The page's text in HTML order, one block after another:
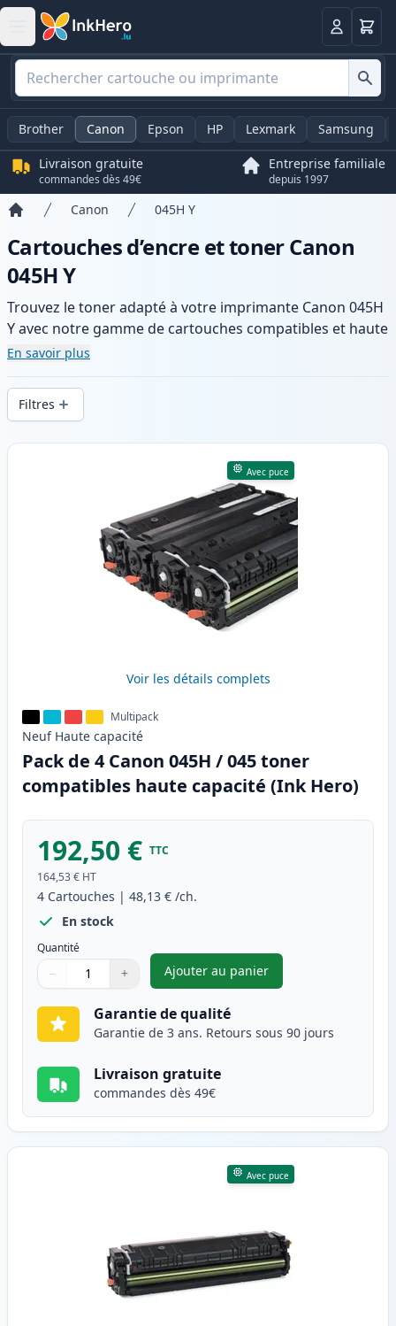
Panier
Brother Canon Epson HP Lexmark Samsung
Livraison gratuite
commandes dès 49€
Entreprise familiale
depuis 1997
Canon 045H Y
Cartouches d’encre et toner Canon
045H Y
Trouvez le toner adapté à votre imprimante Canon 045H
Y avec notre gamme de cartouches compatibles et haute
capacité. Profitez d’une qualité d’impression constante
En savoir plus
Filtres
Produits
Avec puce
Voir les détails complets
Multipack
Neuf Haute capacité
Pack de 4 Canon 045H / 045 toner
compatibles haute capacité (Ink Hero)
192,50 € TTC
164,53 € HT
4 Cartouches | 48,13 € /ch.
En stock
Quantité
Quantité
Utilisez les boutons pour ajuster
− +
Quantité
Ajouter au panier
,Pack de 4 Canon 045H /
Garantie de qualité
Garantie de 3 ans. Retours sous 90 jours
Livraison gratuite
commandes dès 49€
Avec puce